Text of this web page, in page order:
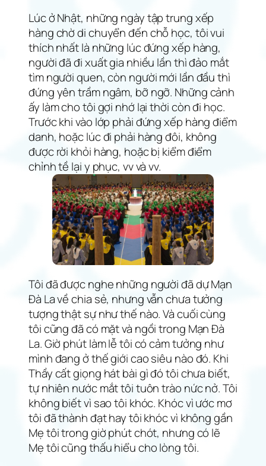
Lúc ở Nhật, những ngày tập trung xếp
hàng chờ di chuyển đến chỗ học, tôi vui
thích nhất là những lúc đứng xếp hàng,
người đã đi xuất gia nhiều lần thì đảo mắt
tìm người quen, còn người mới lần đầu thì
đứng yên trầm ngâm, bỡ ngỡ. Những cảnh
ấy làm cho tôi gợi nhớ lại thời còn đi học.
Trước khi vào lớp phải đứng xếp hàng điểm
danh, hoặc lúc đi phải hàng đôi, không
được rời khỏi hàng, hoặc bị kiểm điểm
chỉnh tề lại y phục, vv và vv.
Tôi đã được nghe những người đã dự Mạn
Đà La về chia sẻ, nhưng vẫn chưa tưởng
tượng thật sự như thế nào. Và cuối cùng
tôi cũng đã có mặt và ngồi trong Mạn Đà
La. Giờ phút làm lễ tôi có cảm tưởng như
mình đang ở thế giới cao siêu nào đó. Khi
Thầy cất giọng hát bài gì đó tôi chưa biết,
tự nhiên nước mắt tôi tuôn trào nức nở. Tôi
không biết vì sao tôi khóc. Khóc vì ước mơ
tôi đã thành đạt hay tôi khóc vì không gần
Mẹ tôi trong giờ phút chót, nhưng có lẽ
Mẹ tôi cũng thấu hiểu cho lòng tôi.